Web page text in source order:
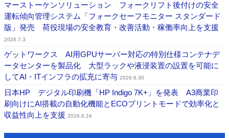
マーストーケンソリューション フォークリフト後付けの安全
運転傾向管理システム「フォークセーフモニター スタンダード
版」発売 荷役現場の安全教育・改善活動・稼働率向上を支援
2026.7.3
ゲットワークス AI用GPUサーバー対応の特別仕様コンテナデ
ータセンターを製品化 大型ラックや液浸装置の設置を可能に
してAI・ITインフラの拡充に寄与 2026.6.30
日本HP デジタル印刷機「HP Indigo 7K+」を発表 A3商業印
刷向けにAI搭載の自動化機能とECOプリントモードで効率化と
収益性向上を支援 2026.6.24